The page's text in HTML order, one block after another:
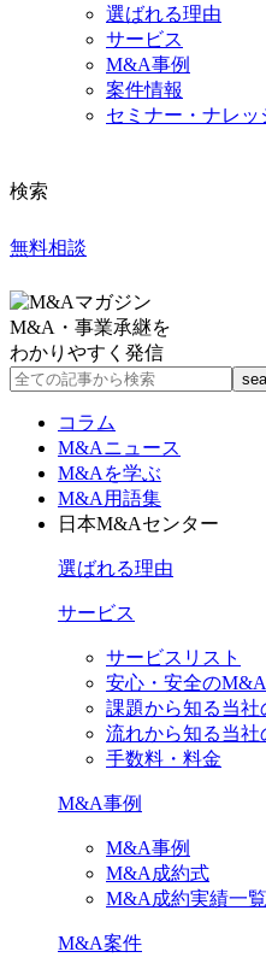
選ばれる理由
サービス
M&A事例
案件情報
セミナー・ナレッ
検索
無料相談
M&A・事業承継を
わかりやすく発信
コラム
M&Aニュース
M&Aを学ぶ
M&A用語集
日本M&Aセンター
選ばれる理由
サービス
サービスリスト
安心・安全の
課題から知る当社
流れから知る当社
手数料・料金
M&A事例
M&A事例
M&A成約式
M&A成約実績一覧
M&A案件